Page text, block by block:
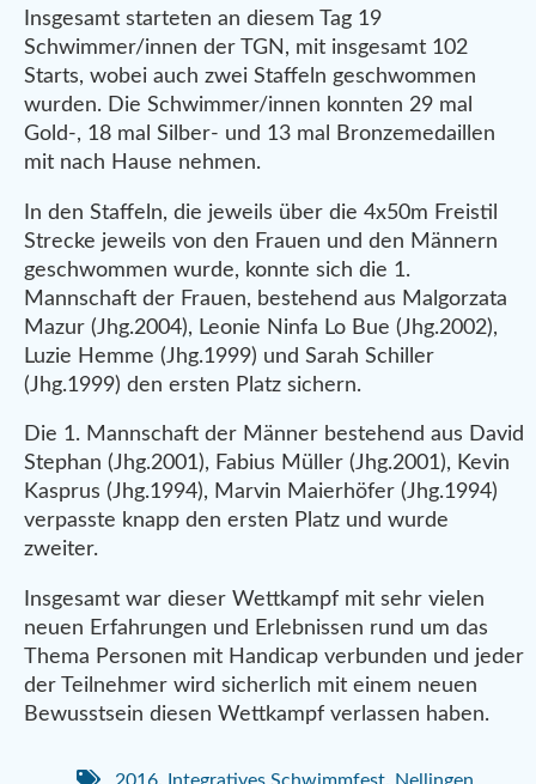
Insgesamt starteten an diesem Tag 19
Schwimmer/innen der TGN, mit insgesamt 102
Starts, wobei auch zwei Staffeln geschwommen
wurden. Die Schwimmer/innen konnten 29 mal
Gold-, 18 mal Silber- und 13 mal Bronzemedaillen
mit nach Hause nehmen.
In den Staffeln, die jeweils über die 4x50m Freistil
Strecke jeweils von den Frauen und den Männern
geschwommen wurde, konnte sich die 1.
Mannschaft der Frauen, bestehend aus Malgorzata
Mazur (Jhg.2004), Leonie Ninfa Lo Bue (Jhg.2002),
Luzie Hemme (Jhg.1999) und Sarah Schiller
(Jhg.1999) den ersten Platz sichern.
Die 1. Mannschaft der Männer bestehend aus David
Stephan (Jhg.2001), Fabius Müller (Jhg.2001), Kevin
Kasprus (Jhg.1994), Marvin Maierhöfer (Jhg.1994)
verpasste knapp den ersten Platz und wurde
zweiter.
Insgesamt war dieser Wettkampf mit sehr vielen
neuen Erfahrungen und Erlebnissen rund um das
Thema Personen mit Handicap verbunden und jeder
der Teilnehmer wird sicherlich mit einem neuen
Bewusstsein diesen Wettkampf verlassen haben.
2016, Integratives Schwimmfest, Nellingen